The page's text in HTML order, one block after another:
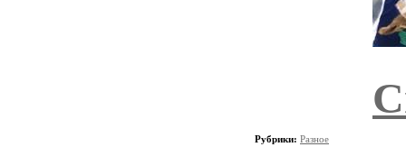
Рубрики: Разное